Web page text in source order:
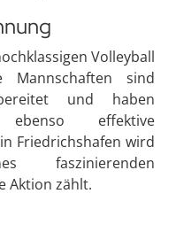
Volleyball
sind
und haben
effektive
Friedrichshafen wird
faszinierenden
Aktion zählt.